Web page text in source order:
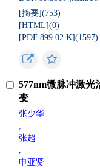
[摘要](753)
[HTML](0)
[PDF 899.02 K](1597)
577nm微脉冲激光
变
张少华
,
张超
,
申亚贤